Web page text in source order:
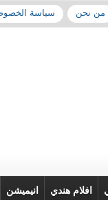
من نحن سياسة
افلام هندي انيميشن